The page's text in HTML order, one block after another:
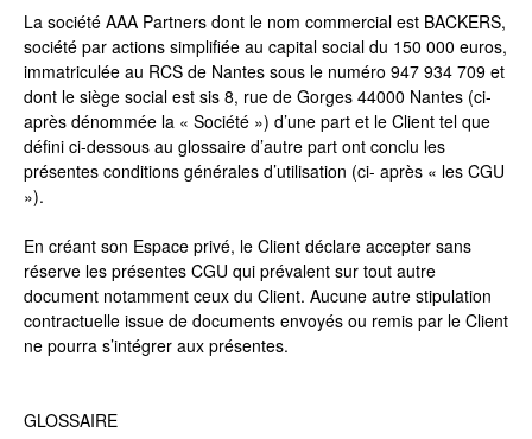
La société AAA Partners dont le nom commercial est BACKERS,
société par actions simplifiée au capital social du 150 000 euros,
immatriculée au RCS de Nantes sous le numéro 947 934 709 et
dont le siège social est sis 8, rue de Gorges 44000 Nantes (ci-
après dénommée la « Société ») d’une part et le Client tel que
défini ci-dessous au glossaire d’autre part ont conclu les
présentes conditions générales d’utilisation (ci- après « les CGU
»).
En créant son Espace privé, le Client déclare accepter sans
réserve les présentes CGU qui prévalent sur tout autre
document notamment ceux du Client. Aucune autre stipulation
contractuelle issue de documents envoyés ou remis par le Client
ne pourra s’intégrer aux présentes.
GLOSSAIRE